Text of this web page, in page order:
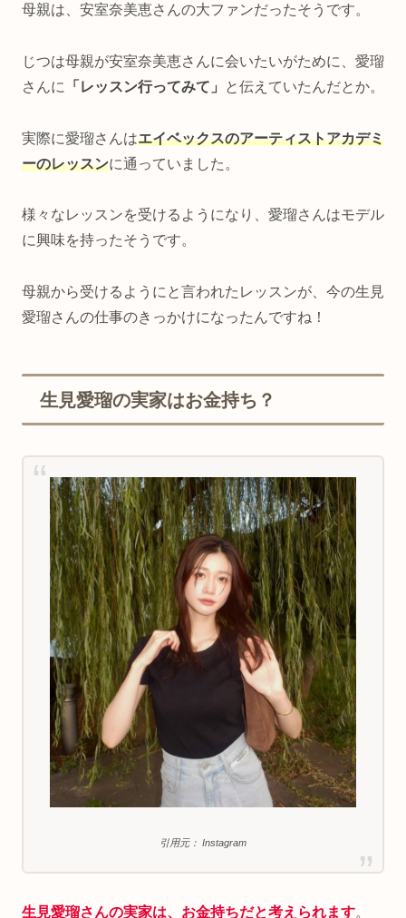
母親は、安室奈美恵さんの大ファンだったそうです。
じつは母親が安室奈美恵さんに会いたいがために、愛瑠
さんに
「レッスン行ってみて」 と伝えていたんだとか。
実際に愛瑠さんはエイベックスのアーティストアカデミ
ーのレッスンに通っていました。
様々なレッスンを受けるようになり、愛瑠さんはモデル
に興味を持ったそうです。
母親から受けるようにと言われたレッスンが、今の生見
愛瑠さんの仕事のきっかけになったんですね！
生見愛瑠の実家はお金持ち？
引用元： Instagram
生見愛瑠さんの実家は、お金持ちだと考えられます。